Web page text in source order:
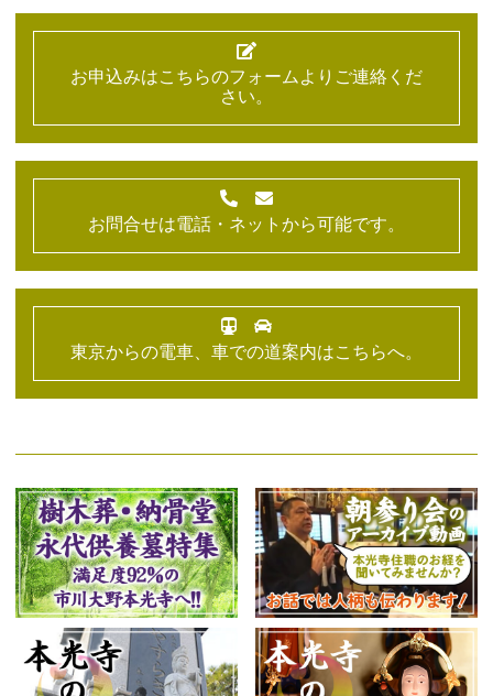
お申込みはこちらのフォームよりご連絡くだ
さい。
お問合せは電話・ネットから可能です。
東京からの電車、車での道案内はこちらへ。